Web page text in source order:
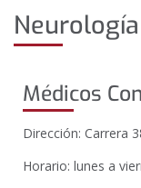
Médicos
Dirección: Carrera
Horario: lunes a